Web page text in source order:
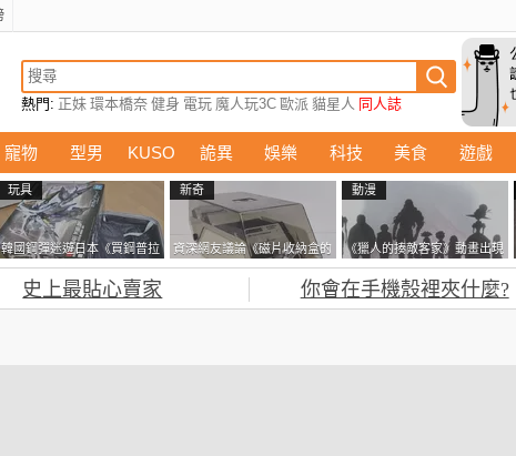
熱門: 正妹 環本橋奈 健身 電玩 魔人玩3C 歐派 貓星人 同人誌
寵物 型男 KUSO 詭異 娛樂 科技 美食 遊戲
玩具
韓國鋼彈迷遊日本《買鋼普拉
塞不進行李箱》網友們集思廣
益提供解方了……
新奇
資深網友議論《磁片收納盒的
鎖有什麼用》想偷的話整盒拿
動漫
《獵人的揍敵客家》動畫出現
的這個剪影是誰？你是不是忘
記還有這號人物了
史上最貼心賣家 你會在手機殼裡夾什麼?